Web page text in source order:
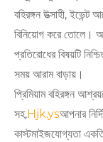
বহিরঙ্গন উত্সাহী,
বিনিয়োগ করে তোলে।
প্রতিরোধের বিষয়টি
সময় আরাম বাড়ায়।
প্রিমিয়াম বহিরঙ্গন
সহ,Hjk.ysআপনার
কাস্টমাইজযোগ্যতা